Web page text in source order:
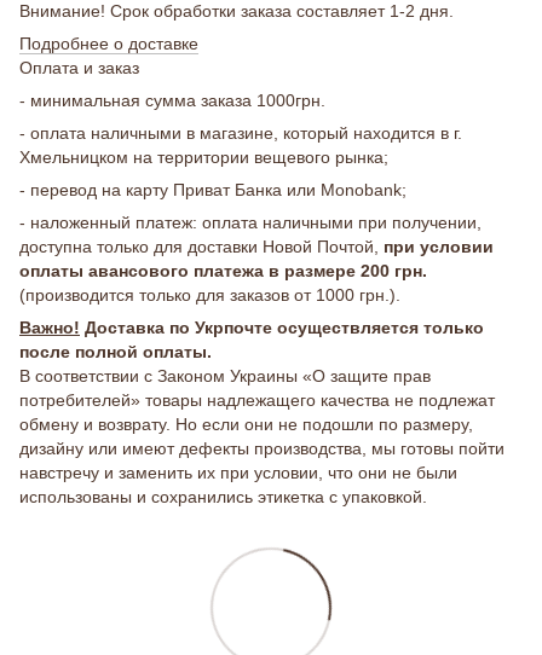
Внимание! Срок обработки заказа составляет 1-2 дня.
Подробнее о доставке
Оплата и заказ
- минимальная сумма заказа 1000грн.
- оплата наличными в магазине, который находится в г.
Хмельницком на территории вещевого рынка;
- перевод на карту Приват Банка или Monobank;
- наложенный платеж: оплата наличными при получении,
доступна только для доставки Новой Почтой, при условии
оплаты авансового платежа в размере 200 грн.
(производится только для заказов от 1000 грн.).
Важно! Доставка по Укрпочте осуществляется только
после полной оплаты.
В соответствии с Законом Украины «О защите прав
потребителей» товары надлежащего качества не подлежат
обмену и возврату. Но если они не подошли по размеру,
дизайну или имеют дефекты производства, мы готовы пойти
навстречу и заменить их при условии, что они не были
использованы и сохранились этикетка с упаковкой.